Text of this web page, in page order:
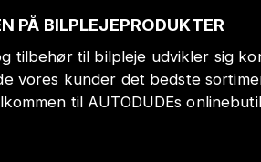
PÅ BILPLEJEPRODUKTER
tilbehør til bilpleje udvikler sig
vores kunder det bedste
til AUTODUDEs